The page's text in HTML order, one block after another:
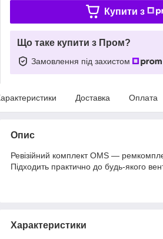
Купити з
Що таке купити з Пром?
Замовлення під захистом
Доставка Оплата
Опис
Ревізійний комплект OMS —
Підходить практично до будь-якого
Характеристики